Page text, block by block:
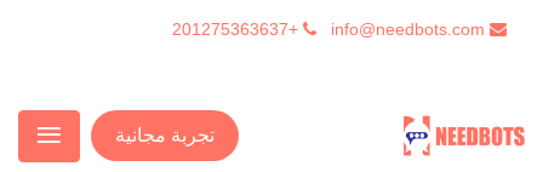
+201275363637
تجربة مجانية